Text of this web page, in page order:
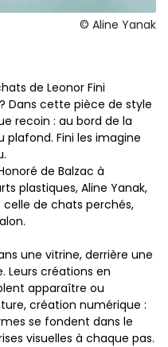
© Aline Yanak
de Leonor Fini
Dans cette pièce de style
recoin : au bord de la
plafond. Fini les imagine
de Balzac à
plastiques, Aline Yanak,
de chats perchés,
une vitrine, derrière une
Leurs créations en
apparaître ou
création numérique :
se fondent dans le
visuelles à chaque pas.